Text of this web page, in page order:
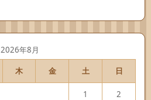
2026年8月
木 金 土 日
1 2